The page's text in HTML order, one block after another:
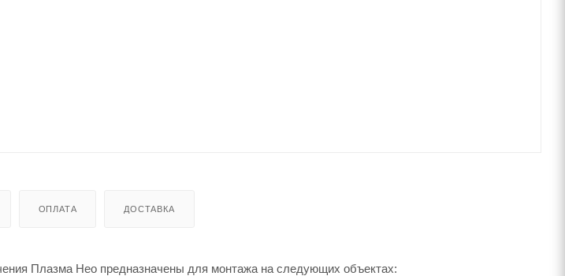
ОПЛАТА ДОСТАВКА
Плазма Нео предназначены для монтажа на следующих объектах: